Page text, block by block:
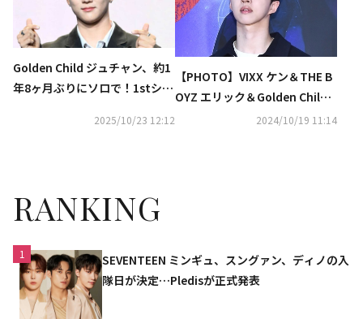
Golden Child ジュチャン、約1
年8ヶ月ぶりにソロで！1stシン
2025/10/23 12:12
【PHOTO】VIXX ケン＆THE B
OYZ エリック＆Golden Child
ら、映画「スマホを落としただ
2024/10/19 11:14
RANKING
1
SEVENTEEN ミンギュ、スングァン、ディノの入
隊日が決定…Pledisが正式発表